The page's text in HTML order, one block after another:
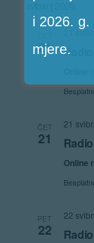
datum.
svibanj 2026
21
21
ČET
21
21
Online
PET
22
22
i 2026. g.
mjere.